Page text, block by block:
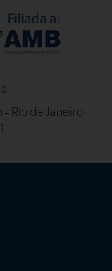
- Rio de Janeiro